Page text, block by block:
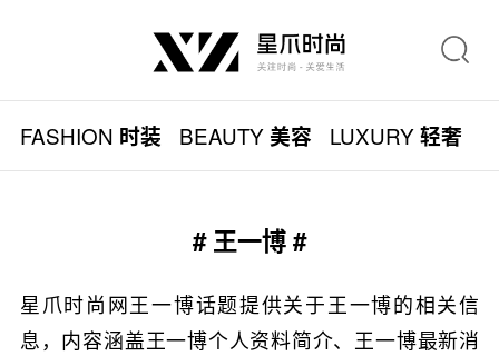
FASHION 时装 BEAUTY美容 LUXURY轻奢
# 王一博 #
星爪时尚网王一博话题提供关于王一博的相关信
息，内容涵盖王一博个人资料简介、王一博最新消